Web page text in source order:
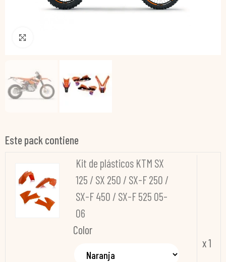
Este pack contiene
Kit de plásticos KTM SX
125 / SX 250 / SX-F 250 /
SX-F 450 / SX-F 525 05-
06
Color
x 1